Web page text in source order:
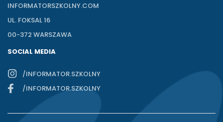
INFORMATORSZKOLNY.COM
UL. FOKSAL 16
00-372 WARSZAWA
SOCIAL MEDIA
/INFORMATOR.SZKOLNY
/INFORMATOR.SZKOLNY